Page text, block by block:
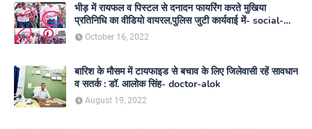
भीड़ में रायफल व पिस्टल से दनादन फायरिंग करते मुखिया
प्रतिनिधि का वीडियो वायरल,पुलिस जुटी कार्यवाई में- social-
media
October 16, 2022
बारिश के मौसम में टायफाइड से बचाव के लिए जिलेवासी रहें सावधान
व सतर्क : डॉ. आलोक सिंह- doctor-alok
August 19, 2022